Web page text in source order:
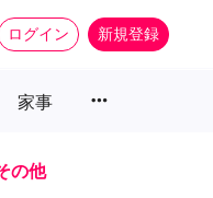
ログイン 新規登録
家事 more_horiz
の他